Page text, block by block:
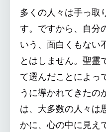
多くの人々は手っ取
す。ですから、自分
いう、面白くもない
とはしません。聖霊
て選んだことによっ
うに導かれてきたの
は、大多数の人々は
かに、心の中に見え